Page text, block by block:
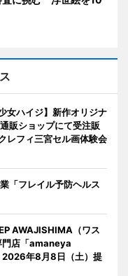
女ハイジ】新作オリジナ
販ショップにて受注販
レフィ三宮セル画体験会
「フレイル予防ヘルス
AWAJISHIMA（ワス
門店「amaneya
2026年8月8日（土）提